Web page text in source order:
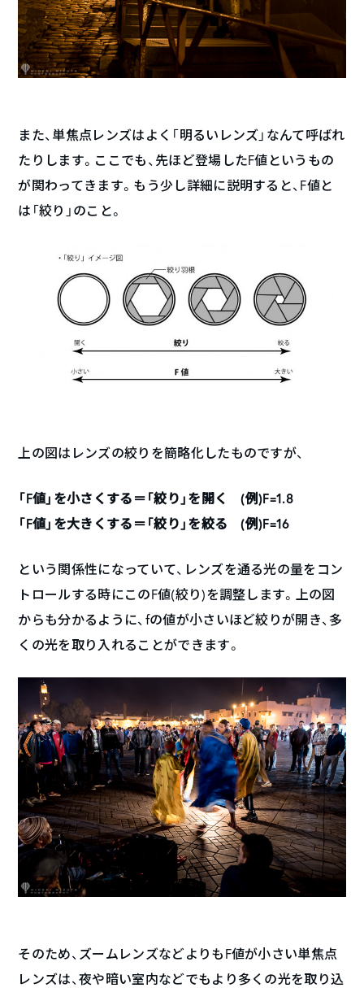
また、単焦点レンズはよく「明るいレンズ」なんて呼ばれ
たりします。ここでも、先ほど登場したF値というもの
が関わってきます。もう少し詳細に説明すると、F値と
は「絞り」のこと。
上の図はレンズの絞りを簡略化したものですが、
「F値」を小さくする＝「絞り」を開く (例)F=1.8
「F値」を大きくする＝「絞り」を絞る (例)F=16
という関係性になっていて、レンズを通る光の量をコン
トロールする時にこのF値(絞り)を調整します。上の図
からも分かるように、fの値が小さいほど絞りが開き、多
くの光を取り入れることができます。
そのため、ズームレンズなどよりもF値が小さい単焦点
レンズは、夜や暗い室内などでもより多くの光を取り込